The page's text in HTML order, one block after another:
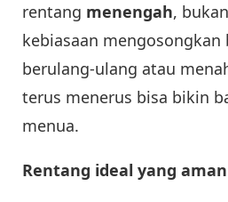
rentang menengah,
kebiasaan mengosongkan
berulang-ulang atau
terus menerus bisa bikin
menua.
Rentang ideal yang